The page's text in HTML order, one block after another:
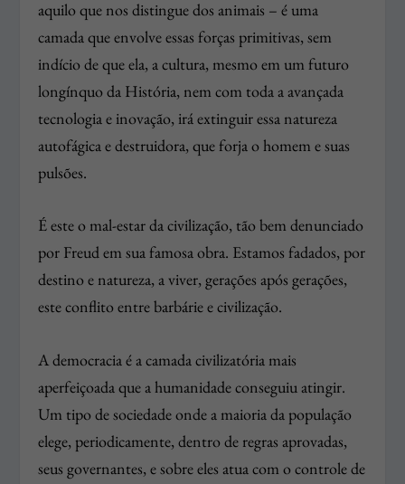
aquilo que nos distingue dos animais – é uma
camada que envolve essas forças primitivas, sem
indício de que ela, a cultura, mesmo em um futuro
longínquo da História, nem com toda a avançada
tecnologia e inovação, irá extinguir essa natureza
autofágica e destruidora, que forja o homem e suas
pulsões.
É este o mal-estar da civilização, tão bem denunciado
por Freud em sua famosa obra. Estamos fadados, por
destino e natureza, a viver, gerações após gerações,
este conflito entre barbárie e civilização.
A democracia é a camada civilizatória mais
aperfeiçoada que a humanidade conseguiu atingir.
Um tipo de sociedade onde a maioria da população
elege, periodicamente, dentro de regras aprovadas,
seus governantes, e sobre eles atua com o controle de